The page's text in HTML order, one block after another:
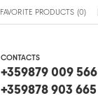
FAVORITE PRODUCTS (0)
CONTACTS
+359879 009 566
+359878 903 665